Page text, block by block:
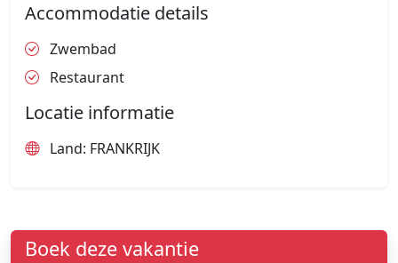
Accommodatie details
Zwembad
Restaurant
Locatie informatie
Land: FRANKRIJK
Boek deze vakantie